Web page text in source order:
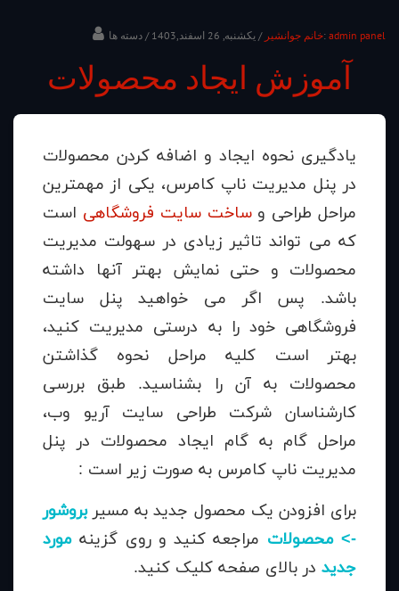
خانم جوانشیر / یکشنبه, 26 اسفند,1403 / دسته ها: admin panel
آموزش ایجاد محصولات
یادگیری نحوه ایجاد و اضافه کردن محصولات
در پنل مدیریت ناپ کامرس، یکی از مهمترین
مراحل طراحی وساخت سایت فروشگاهی است
که می تواند تاثیر زیادی در سهولت مدیریت
محصولات و حتی نمایش بهتر آنها داشته
باشد. پس اگر می خواهید پنل سایت
فروشگاهی خود را به درستی مدیریت کنید،
بهتر است کلیه مراحل نحوه گذاشتن
محصولات به آن را بشناسید. طبق بررسی
کارشناسان شرکت طراحی سایت آریو وب،
مراحل گام به گام ایجاد محصولات در پنل
مدیریت ناپ کامرس به صورت زیر است :
برای افزودن یک محصول جدید به مسیربروشور
-> محصولات مراجعه کنید و روی گزینه مورد
جدید در بالای صفحه کلیک کنید.